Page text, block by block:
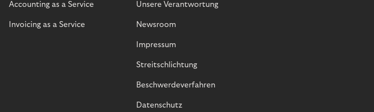
Accounting as a Service
Invoicing as a Service
Unsere Verantwortung
Newsroom
Impressum
Streitschlichtung
Beschwerdeverfahren
Datenschutz